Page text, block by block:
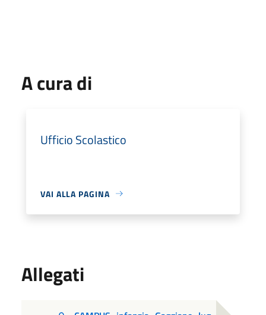
A cura di
Ufficio Scolastico
VAI ALLA PAGINA
Allegati